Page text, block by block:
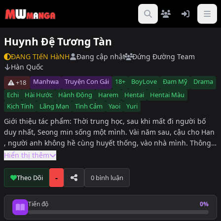
Huynh Đệ Tương Tàn
ĐANG TIếN HàNH Đang cập nhật
Đứng Đường Team
Hàn Quốc
+18 Manhwa Truyện Con Gái 18+ BoyLove Đam Mỹ
Drama
Echi
Hài Hước Hành Động Harem Hentai
Hentai Màu
Kịch Tính
Lãng Mạn Tình Cảm Yaoi Yuri
Giới thiệu tác phẩm: Thời trung học, sau khi mất đi người bố
duy nhất, Seong min sống một mình. Vài năm sau, cậu cho Han
, người anh không hề cùng huyết thống, vào nhà mình. Thông
qua Han, cậu dần dần phát hiện những bí mật động trời mà bố
đã mất của mình dần dần sụp đổ.#Văn hiện đại #Nghiêm túc
#U ám #Nặng đô #Hardcore #Phi đạo đức #Đối đầu #Quan hệ
thù địch #Hiểu lầm #Yêu–hận đan xen #Trả thù #Tái ngộ #Nuôi
dưỡng (nhỏ nuôi lớn) #Sống chung #Quan hệ cấm kỵ #Công cộc
cằn #Công bạo lực #Công làm nhục #Công vô cảm #Công bị tổn
Hiển thị thêm
Theo Dõi - 0 bình luận
Tiến độ 0%
Tiến độ đọc